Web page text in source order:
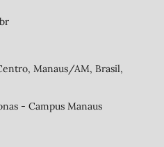
Manaus/AM, Brasil,
- Campus Manaus